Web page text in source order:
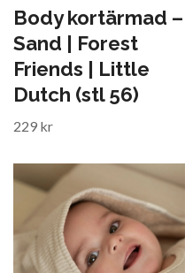
Body kortärmad –
Sand | Forest
Friends | Little
Dutch (stl 56)
229 kr